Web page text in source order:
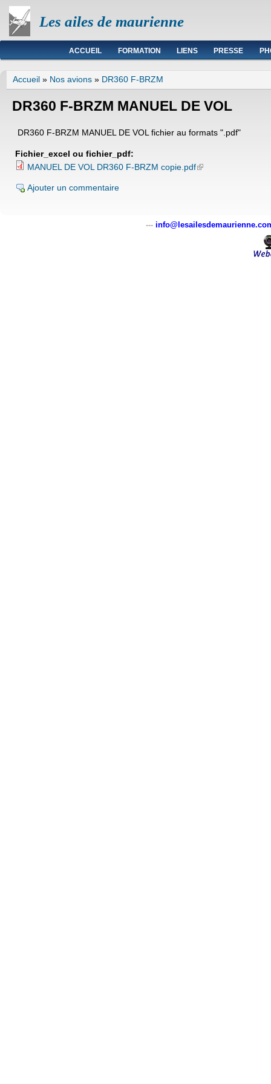
Les ailes de maurienne
Menu principal
ACCUEIL FORMATION LIENS PRESSE
Vous êtes ici
Accueil » Nos avions » DR360 F-BRZM
DR360 F-BRZM MANUEL DE VOL
DR360 F-BRZM MANUEL DE VOL fichier au formats ".pdf"
Fichier_excel ou fichier_pdf:
MANUEL DE VOL DR360 F-BRZM copie.pdf(link is external)
Ajouter un commentaire
---